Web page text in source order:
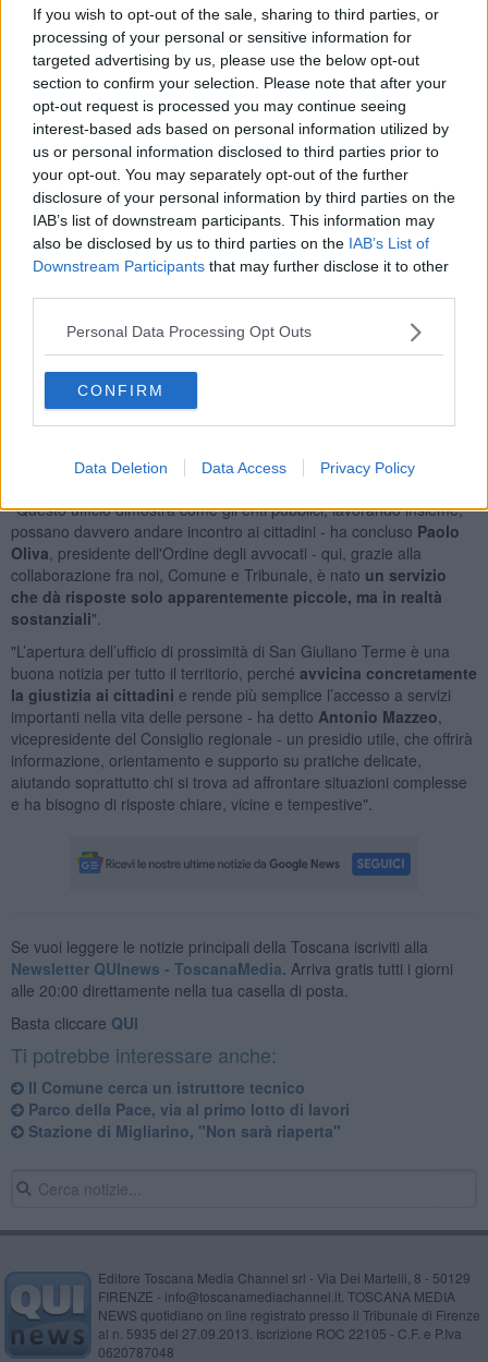
If you wish to opt-out of the sale, sharing to third parties, or
processing of your personal or sensitive information for
targeted advertising by us, please use the below opt-out
section to confirm your selection. Please note that after your
opt-out request is processed you may continue seeing
interest-based ads based on personal information utilized by
us or personal information disclosed to third parties prior to
your opt-out. You may separately opt-out of the further
disclosure of your personal information by third parties on the
IAB’s list of downstream participants. This information may
also be disclosed by us to third parties on the IAB’s List of
Downstream Participants that may further disclose it to other
Personal Data Processing Opt Outs
CONFIRM
Data Deletion Data Access Privacy Policy
Un servizio gratuito, realizzato grazie alla collaborazione con
l’amministrazione regionale, che avvicina realmente la giustizia ai
cittadini, specie a quelli più fragili - ha detto il sindacoMatteo
Cecchelli- per tantissime pratiche non sarà più necessario recarsi
in tribunale, ma basterà venire in Comune. Siamo anche
orgogliosi di essere il primo comune dell’area pisana e il terzo della
provincia di Pisa ad aver attivato questo importante servizio".
Soddisfatto ancheAlberto Lenzi, assessore regionale delegato
anche alla Semplificazione amministrativa. "Con l’attivazione di
questo servizio, che arriva dopo l’apertura del punto di facilitazione
digitale, il Comune di San Giuliano Terme ha confermato la sua
lungimiranza e l’impegno a
promuovere servizi diretti a
semplificare il più possibile la vita dei cittadini
- ha affermato -
ora, però, abbiamo di fronte una sfida che riguarda tutti e interessa
soprattutto lo Stato: è fondamentale che tutti i servizi attivati grazie
ai finanziamenti europei proseguano anche quando le risorse per
promuoverli saranno esaurite". Dell’importanza delle sinergie fra le
istituzioni ha parlato anche
il presidente dell’Ordine degli
AvvocatiPaoloOliva:
"Questo ufficio dimostra come gli enti pubblici, lavorando insieme,
possano davvero andare incontro ai cittadini - ha concluso Paolo
Oliva , presidente dell'Ordine degli avvocati - qui, grazie alla
collaborazione fra noi, Comune e Tribunale, è nato un servizio
che dà risposte solo apparentemente piccole, ma in realtà
sostanziali".
"L’apertura dell’ufficio di prossimità di San Giuliano Terme è una
buona notizia per tutto il territorio, perché avvicina concretamente
la giustizia ai cittadini e rende più semplice l’accesso a servizi
importanti nella vita delle persone - ha detto Antonio Mazzeo
vicepresidente del Consiglio regionale - un presidio utile, che offrirà
informazione, orientamento e supporto su pratiche delicate,
aiutando soprattutto chi si trova ad affrontare situazioni complesse
e ha bisogno di risposte chiare, vicine e tempestive".
Se vuoi leggere le notizie principali della Toscana iscriviti alla
Newsletter QUInews - ToscanaMedia. Arriva gratis tutti i giorni
alle 20:00 direttamente nella tua casella di posta.
Basta cliccare QUI
Ti potrebbe interessare anche:
Il Comune cerca un istruttore tecnico
Parco della Pace, via al primo lotto di lavori
Stazione di Migliarino, "Non sarà riaperta"
Editore Toscana Media Channel srl - Via Dei Martelli, 8 - 50129
FIRENZE - info@toscanamediachannel.it. TOSCANA MEDIA
NEWS quotidiano on line registrato presso il Tribunale di Firenze
al n. 5935 del 27.09.2013. Iscrizione ROC 22105 - C.F. e P.Iva
0620787048